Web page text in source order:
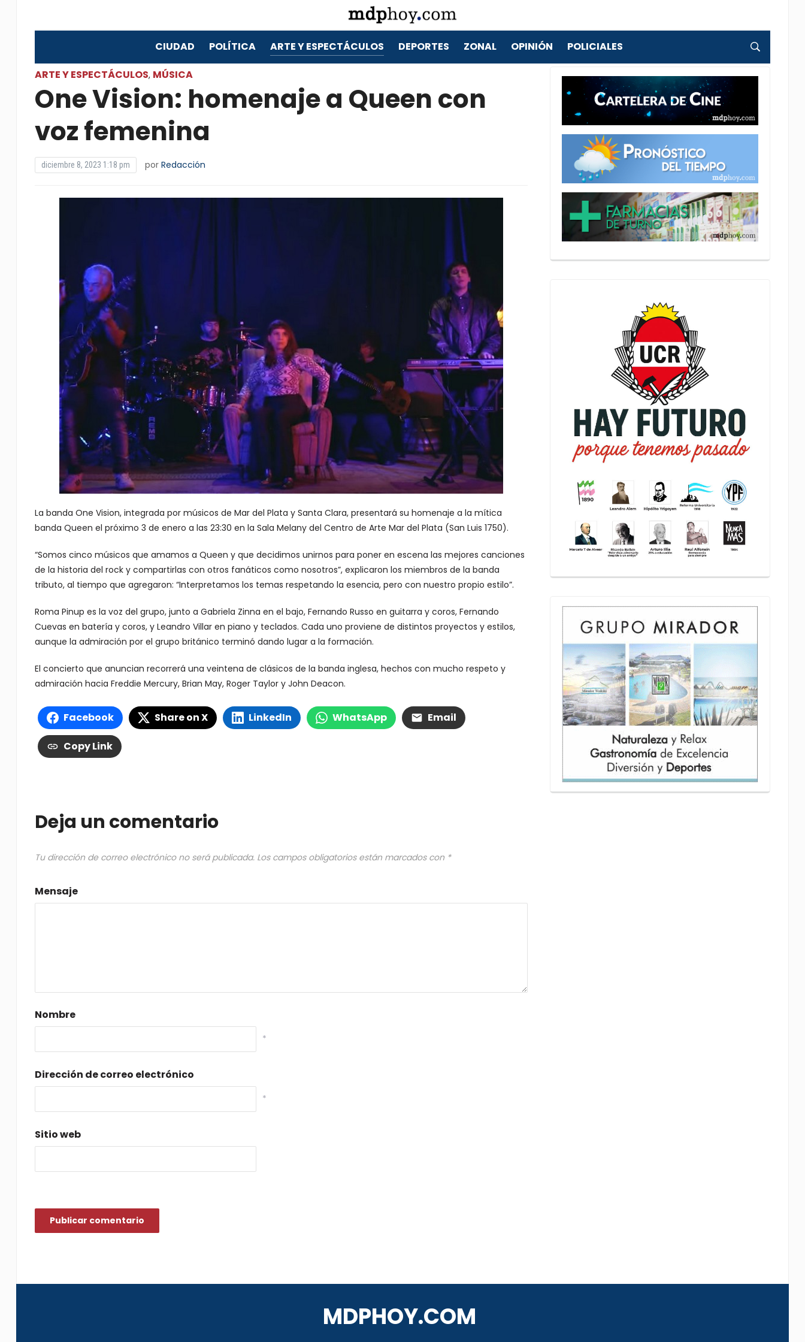
CIUDAD POLÍTICA ARTE Y ESPECTÁCULOS DEPORTES ZONAL OPINIÓN POLICIALES
ARTE Y ESPECTÁCULOS, MÚSICA
One Vision: homenaje a Queen con
voz femenina
diciembre 8, 2023 1:18 pm por Redacción
La banda One Vision, integrada por músicos de Mar del Plata y Santa Clara, presentará su homenaje a la mítica
banda Queen el próximo 3 de enero a las 23:30 en la Sala Melany del Centro de Arte Mar del Plata (San Luis 1750).
“Somos cinco músicos que amamos a Queen y que decidimos unirnos para poner en escena las mejores canciones
de la historia del rock y compartirlas con otros fanáticos como nosotros”, explicaron los miembros de la banda
tributo, al tiempo que agregaron: “Interpretamos los temas respetando la esencia, pero con nuestro propio estilo”.
Roma Pinup es la voz del grupo, junto a Gabriela Zinna en el bajo, Fernando Russo en guitarra y coros, Fernando
Cuevas en batería y coros, y Leandro Villar en piano y teclados. Cada uno proviene de distintos proyectos y estilos,
aunque la admiración por el grupo británico terminó dando lugar a la formación.
El concierto que anuncian recorrerá una veintena de clásicos de la banda inglesa, hechos con mucho respeto y
admiración hacia Freddie Mercury, Brian May, Roger Taylor y John Deacon.
Facebook Share on X LinkedIn WhatsApp Email
Copy Link
Deja un comentario
Tu dirección de correo electrónico no será publicada. Los campos obligatorios están marcados con *
Mensaje
Nombre
*
Dirección de correo electrónico
*
Sitio web
MDPHOY.COM